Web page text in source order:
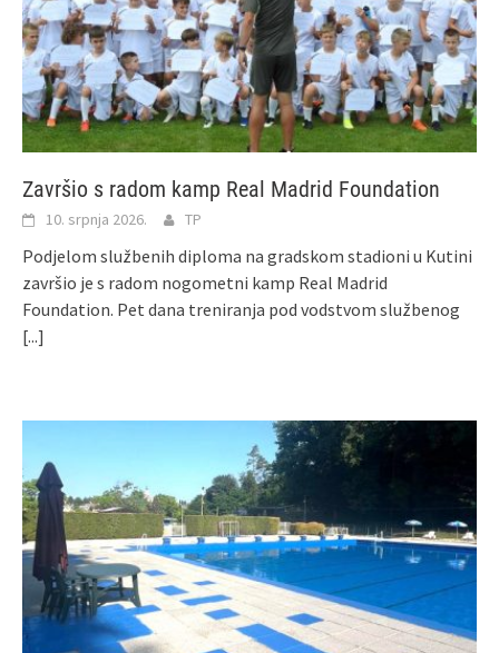
Završio s radom kamp Real Madrid Foundation
10. srpnja 2026. TP
Podjelom službenih diploma na gradskom stadioni u Kutini
završio je s radom nogometni kamp Real Madrid
Foundation. Pet dana treniranja pod vodstvom službenog
[...]